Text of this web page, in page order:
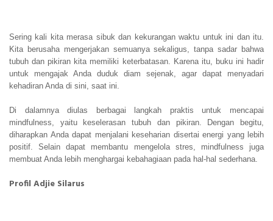
Sering kali kita merasa sibuk dan kekurangan waktu untuk ini dan itu.
Kita berusaha mengerjakan semuanya sekaligus, tanpa sadar bahwa
tubuh dan pikiran kita memiliki keterbatasan. Karena itu, buku ini hadir
untuk mengajak Anda duduk diam sejenak, agar dapat menyadari
kehadiran Anda di sini, saat ini.
Di dalamnya diulas berbagai langkah praktis untuk mencapai
mindfulness, yaitu keselerasan tubuh dan pikiran. Dengan begitu,
diharapkan Anda dapat menjalani keseharian disertai energi yang lebih
positif. Selain dapat membantu mengelola stres, mindfulness juga
membuat Anda lebih menghargai kebahagiaan pada hal-hal sederhana.
Profil Adjie Silarus